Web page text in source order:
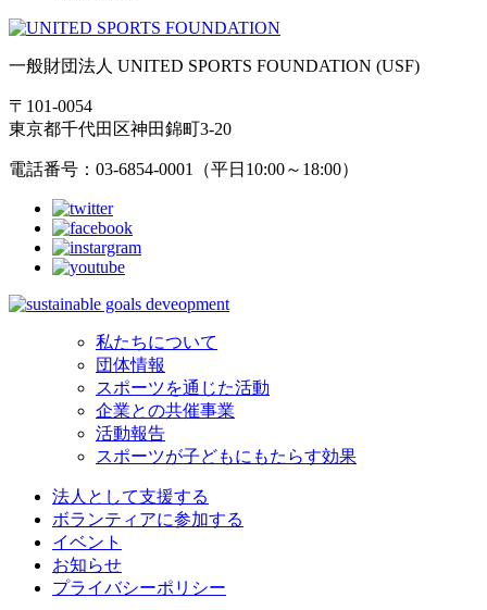
一般財団法人 UNITED SPORTS FOUNDATION (USF)
〒101-0054
東京都千代田区神田錦町3-20
電話番号：03-6854-0001（平日10:00～18:00）
私たちについて
団体情報
スポーツを通じた活動
企業との共催事業
活動報告
スポーツが子どもにもたらす効果
法人として支援する
ボランティアに参加する
イベント
お知らせ
プライバシーポリシー